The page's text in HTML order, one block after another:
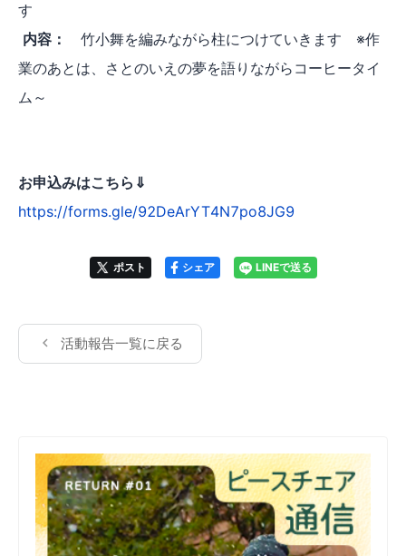
す
内容：
竹小舞を編みながら柱につけていきます ※作
業のあとは、さとのいえの夢を語りながらコーヒータイ
ム～
お申込みはこちら⇓
https://forms.gle/92DeArYT4N7po8JG9
ポスト シェア LINEで送る
活動報告一覧に戻る